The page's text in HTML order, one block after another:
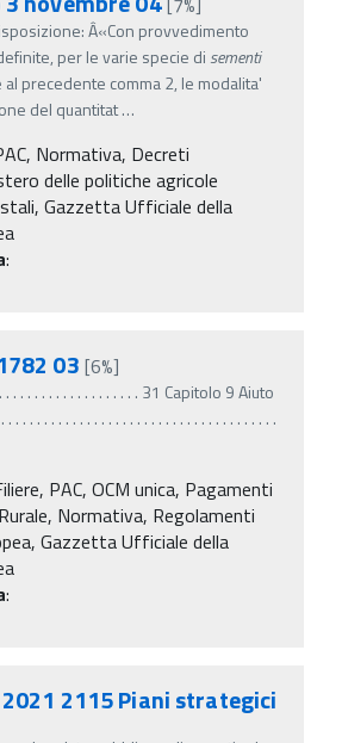
Â«Con provvedimento
per le varie specie di sementi
precedente comma 2, le modalita'
del quantitat…
Normativa, Decreti
delle politiche agricole
Gazzetta Ufficiale della
:
03 [6%]
. . . . . . . . . . . . . . . . . . . 31 Capitolo 9 Aiuto
. . . . . . . . . . . . . . . . . . . . . . . . . . . . . . . . . . . . .
PAC, OCM unica, Pagamenti
Normativa, Regolamenti
Gazzetta Ufficiale della
:
2021 2115 Piani strategici